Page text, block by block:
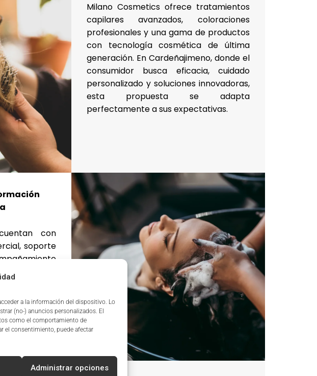
a la información del dispositivo. Lo
(no-) anuncios personalizados. El
como el comportamiento de
el consentimiento, puede afectar
Administrar opciones
Milano Cosmetics ofrece tratamientos
capilares avanzados, coloraciones
profesionales y una gama de productos
con tecnología cosmética de última
generación. En Cardeñajimeno, donde el
consumidor busca eficacia, cuidado
personalizado y soluciones innovadoras,
esta propuesta se adapta
perfectamente a sus expectativas.
con
soporte
salón. Esta
una
y
cliente de